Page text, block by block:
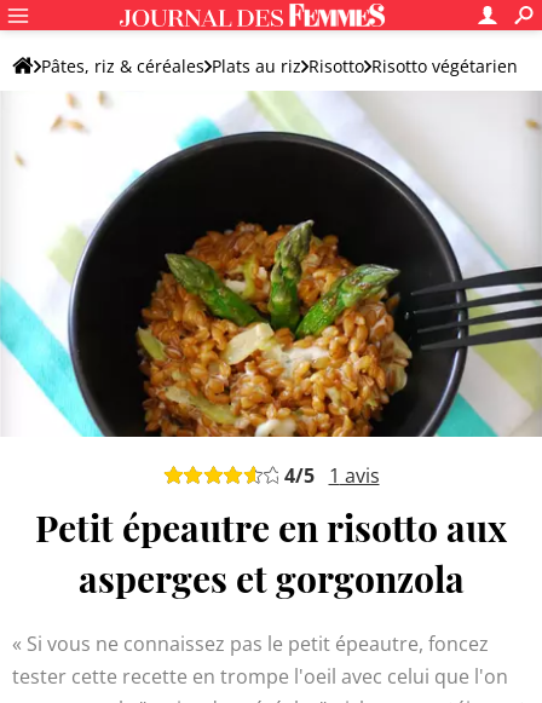
Pâtes, riz & céréales Plats au riz Risotto Risotto végétarien
4/5 1 avis
Petit épeautre en risotto aux
asperges et gorgonzola
Si vous ne connaissez pas le petit épeautre, foncez
tester cette recette en trompe l'oeil avec celui que l'on